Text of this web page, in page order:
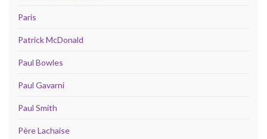
Paris
Patrick McDonald
Paul Bowles
Paul Gavarni
Paul Smith
Père Lachaise